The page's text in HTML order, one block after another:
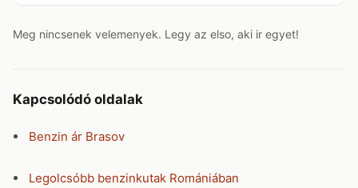
Meg nincsenek velemenyek. Legy az elso, aki ir egyet!
Kapcsolódó oldalak
Benzin ár Brasov
Legolcsóbb benzinkutak Romániában